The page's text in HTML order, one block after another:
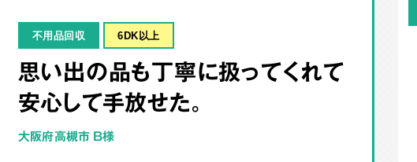
不用品回収 6DK以上
思い出の品も丁寧に扱ってくれて
安心して手放せた。
大阪府高槻市 B様